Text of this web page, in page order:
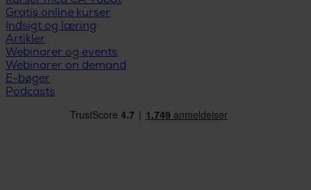
Gratis online kurser
Indsigt og læring
Artikler
Webinarer og events
Webinarer on demand
E-bøger
Podcasts